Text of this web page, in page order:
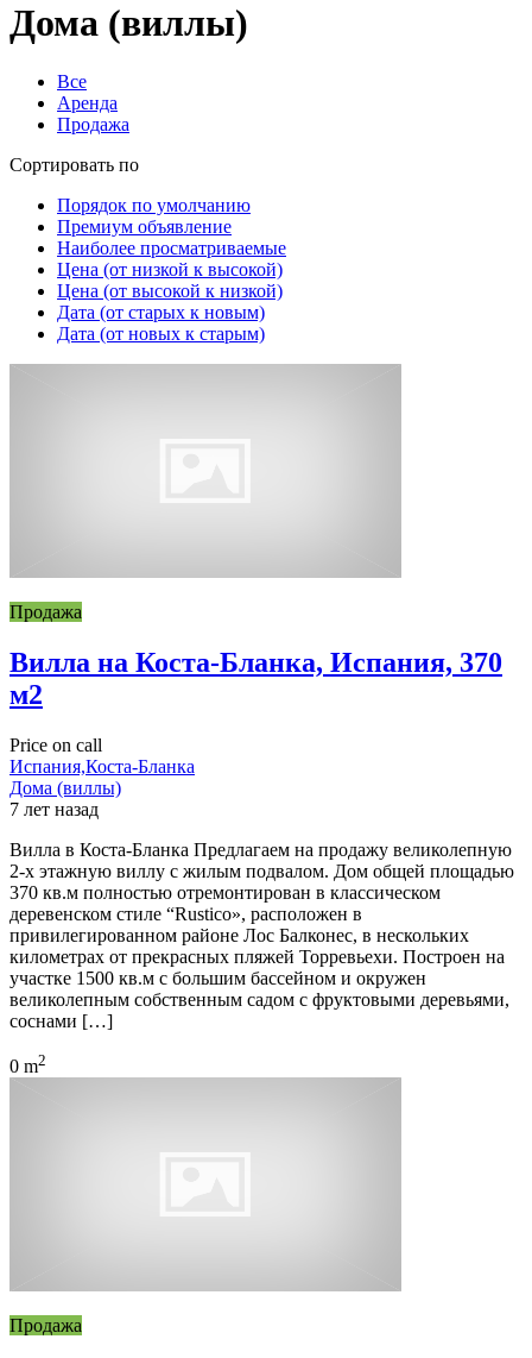
Дома (виллы)
Все
Аренда
Продажа
Сортировать по
Порядок по умолчанию
Премиум объявление
Наиболее просматриваемые
Цена (от низкой к высокой)
Цена (от высокой к низкой)
Дата (от старых к новым)
Дата (от новых к старым)
Продажа
Вилла на Коста-Бланка, Испания, 370
м2
Price on call
Испания,Коста-Бланка
Дома (виллы)
7 лет назад
Вилла в Коста-Бланка Предлагаем на продажу великолепную
2-х этажную виллу с жилым подвалом. Дом общей площадью
370 кв.м полностью отремонтирован в классическом
деревенском стиле “Rustico», расположен в
привилегированном районе Лос Балконес, в нескольких
километрах от прекрасных пляжей Торревьехи. Построен на
участке 1500 кв.м с большим бассейном и окружен
великолепным собственным садом с фруктовыми деревьями,
соснами […]
0 m2
Продажа